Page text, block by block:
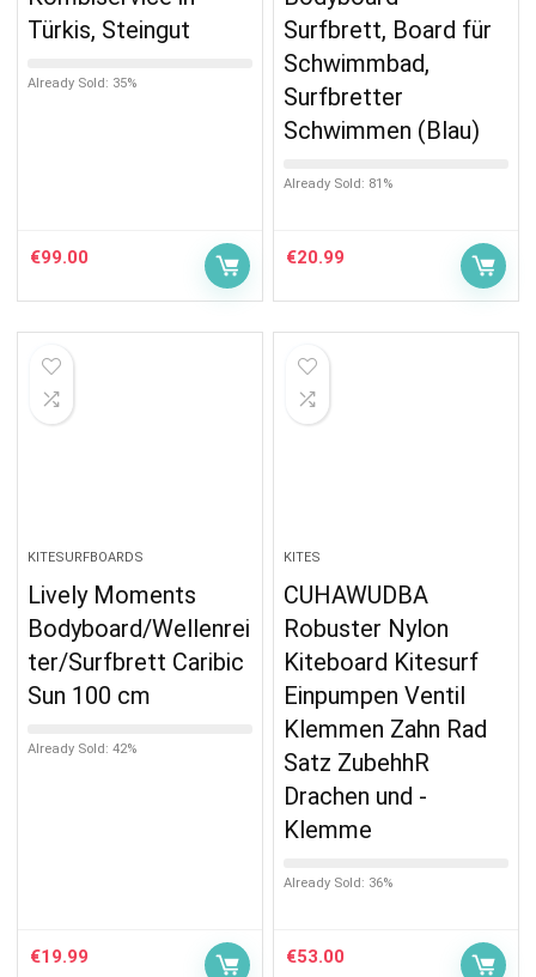
Türkis, Steingut
Already Sold: 35%
€99.00
Surfbrett, Board für
Schwimmbad,
Surfbretter
Schwimmen (Blau)
Already Sold: 81%
€20.99
KITESURFBOARDS
Lively Moments
Bodyboard/Wellenrei
ter/Surfbrett Caribic
Sun 100 cm
Already Sold: 42%
€19.99
KITES
CUHAWUDBA
Robuster Nylon
Kiteboard Kitesurf
Einpumpen Ventil
Klemmen Zahn Rad
Satz ZubehhR
Drachen und -
Klemme
Already Sold: 36%
€53.00